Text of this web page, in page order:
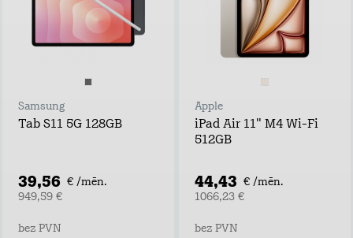
Samsung
Tab S11 5G 128GB
39,56 € /mēn.
949,59 €
bez PVN
Apple
iPad Air 11" M4 Wi-Fi
512GB
44,43 € /mēn.
1066,23 €
bez PVN